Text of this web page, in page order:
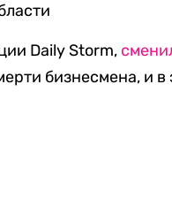
Daily Storm,
бизнесмена, и в